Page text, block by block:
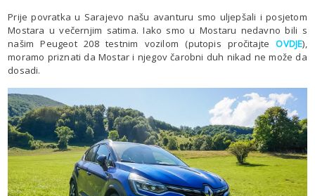
Prije povratka u Sarajevo našu avanturu smo uljepšali i posjetom
Mostara u večernjim satima. Iako smo u Mostaru nedavno bili s
našim Peugeot 208 testnim vozilom (putopis pročitajteOVDJE),
moramo priznati da Mostar i njegov čarobni duh nikad ne može da
dosadi.